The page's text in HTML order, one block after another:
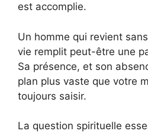
est accomplie.
Un homme qui revient
vie remplit peut-être une
Sa présence, et son
plan plus vaste que votre
toujours saisir.
La question spirituelle